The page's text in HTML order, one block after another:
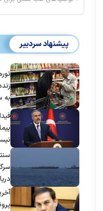
پیشنهاد سردبیر
به